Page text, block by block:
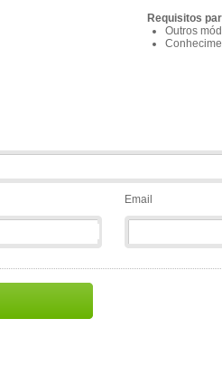
Requisitos
Outros
Email